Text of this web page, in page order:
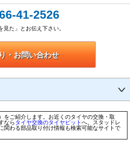
41-2526
た」とお伝え下さい。
・お問い合わせ
をご紹介します。お近くのタイヤの交換・取
ならタイヤ交換のタイヤピットへ。スタッドレ
関わる部品取り付け情報も検索可能なサイトで